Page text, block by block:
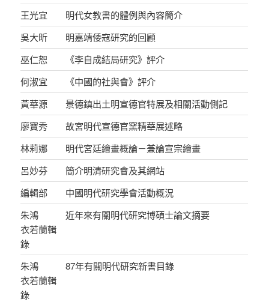
王光宜
明代女教書的體例與內容簡介
吳大昕
明嘉靖倭寇研究的回顧
巫仁恕
《李自成結局研究》評介
何淑宜
《中國的社與會》評介
黃華源
景德鎮出土明宣德官特展及相關活動側記
廖寶秀
故宮明代宣德官窯精華展述略
林莉娜
明代宮廷繪畫概論－兼論宣宗繪畫
呂妙芬
簡介明清研究會及其網站
編輯部
中國明代研究學會活動概況
朱鴻
衣若蘭輯
錄
近年來有關明代研究博碩士論文摘要
朱鴻
衣若蘭輯
錄
87年有關明代研究新書目錄